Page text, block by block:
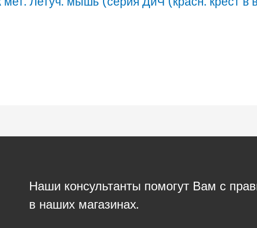
Наши консультанты помогут Вам с
в наших магазинах.